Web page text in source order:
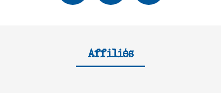
Affiliés